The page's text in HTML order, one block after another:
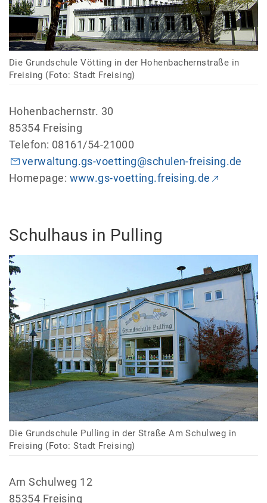
Die Grundschule Vötting in der Hohenbachernstraße in
Freising (Foto: Stadt Freising)
Hohenbachernstr. 30
85354 Freising
Telefon: 08161/54-21000
verwaltung.gs-voetting@schulen-freising.de
Homepage: www.gs-voetting.freising.de
Schulhaus in Pulling
Die Grundschule Pulling in der Straße Am Schulweg in
Freising (Foto: Stadt Freising)
Am Schulweg 12
85354 Freising